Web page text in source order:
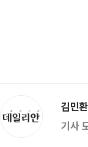
김민
기사